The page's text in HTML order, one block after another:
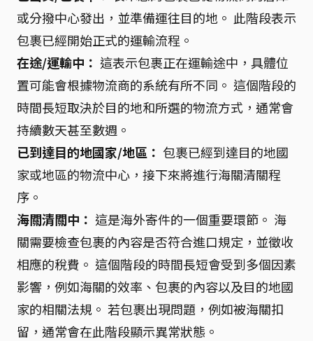
或分撥中心發出，並準備運往目的地。 此階段表示
包裹已經開始正式的運輸流程。
在途/運輸中： 這表示包裹正在運輸途中，具體位
置可能會根據物流商的系統有所不同。 這個階段的
時間長短取決於目的地和所選的物流方式，通常會
持續數天甚至數週。
已到達目的地國家/地區： 包裹已經到達目的地國
家或地區的物流中心，接下來將進行海關清關程
序。
海關清關中： 這是海外寄件的一個重要環節。 海
關需要檢查包裹的內容是否符合進口規定，並徵收
相應的稅費。 這個階段的時間長短會受到多個因素
影響，例如海關的效率、包裹的內容以及目的地國
家的相關法規。 若包裹出現問題，例如被海關扣
留，通常會在此階段顯示異常狀態。